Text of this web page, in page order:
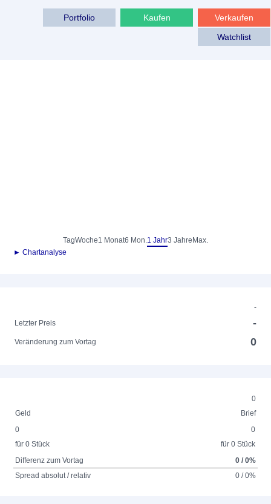
Verkaufen
Kaufen
Portfolio
Watchlist
TagWoche1 Monat6 Mon.1 Jahr3 Jahre Max.
► Chartanalyse
-
Letzter Preis
-
Veränderung zum Vortag 0
0
Geld
Brief
0
für 0 Stück
0
für 0 Stück
Differenz zum Vortag
0 / 0%
Spread absolut / relativ
0 / 0%